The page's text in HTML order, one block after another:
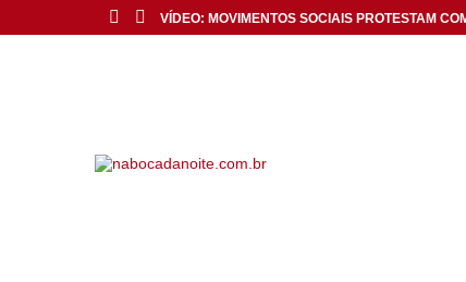
VÍDEO: MOVIMENTOS SOCIAIS PROTESTAM